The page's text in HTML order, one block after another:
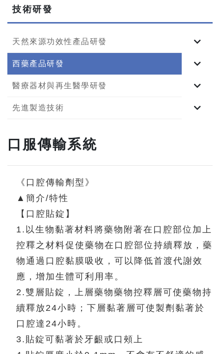
技術研發
天然來源功效性產品研發
西藥產品研發
醫療器材與再生醫學研發
先進製造技術
口服傳輸系統
《口腔傳輸劑型》
▲簡介/特性
【口腔貼錠】
1.以生物黏著材料將藥物附著在口腔部位加上
控釋之材料促使藥物在口腔部位持續釋放，藥
物通過口腔黏膜吸收，可以降低首渡代謝效
應，增加生體可利用率。
2.雙層貼錠，上層藥物藥物控釋層可使藥物持
續釋放24小時；下層黏著層可使製劑黏著於
口腔達24小時。
3.貼錠可黏著於牙齦或口頰上